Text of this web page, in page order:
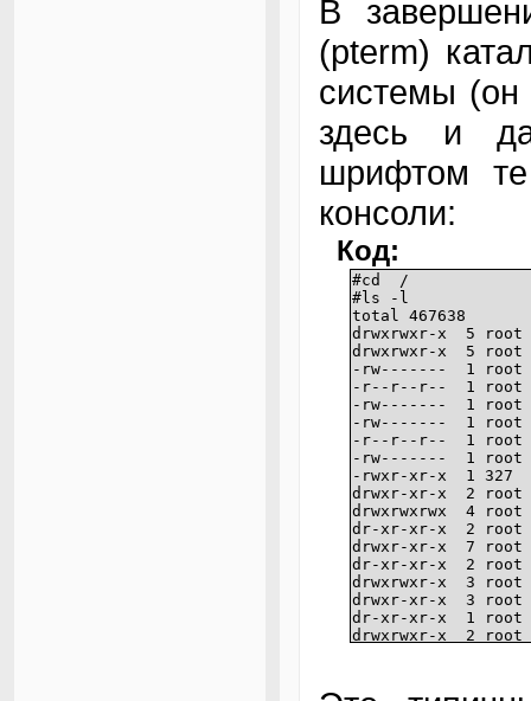
В
(pterm)
системы (он
здесь и
шрифтом
консоли:
Код:
#cd /
#ls -l
total 467638
drwxrwxr-x 5
drwxrwxr-x 5
-rw------- 1
-r--r--r-- 1
-rw------- 1
-rw------- 1
-r--r--r-- 1
-rw------- 1 root
-rwxr-xr-x 1
drwxr-xr-x 2
drwxrwxrwx
dr-xr-xr-x 2
drwxr-xr-x 7
dr-xr-xr-x 2
drwxrwxr-x 3
drwxr-xr-x 3
dr-xr-xr-x 1
drwxrwxr-x 2